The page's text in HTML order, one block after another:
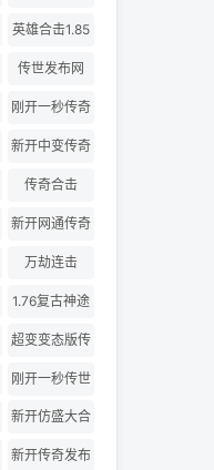
英雄合击1.85
合击
传世发布网
刚开一秒传奇
180合击
新开中变传奇
传奇合击
新开网通传奇
万劫连击
1.76复古神途
超变变态版传
奇
刚开一秒传世
新开仿盛大合
击
新开传奇发布